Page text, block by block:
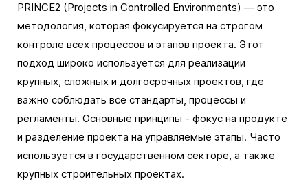
PRINCE2 (Projects in Controlled Environments) — это
методология, которая фокусируется на строгом
контроле всех процессов и этапов проекта. Этот
подход широко используется для реализации
крупных, сложных и долгосрочных проектов, где
важно соблюдать все стандарты, процессы и
регламенты. Основные принципы - фокус на продукте
и разделение проекта на управляемые этапы. Часто
используется в государственном секторе, а также
крупных строительных проектах.